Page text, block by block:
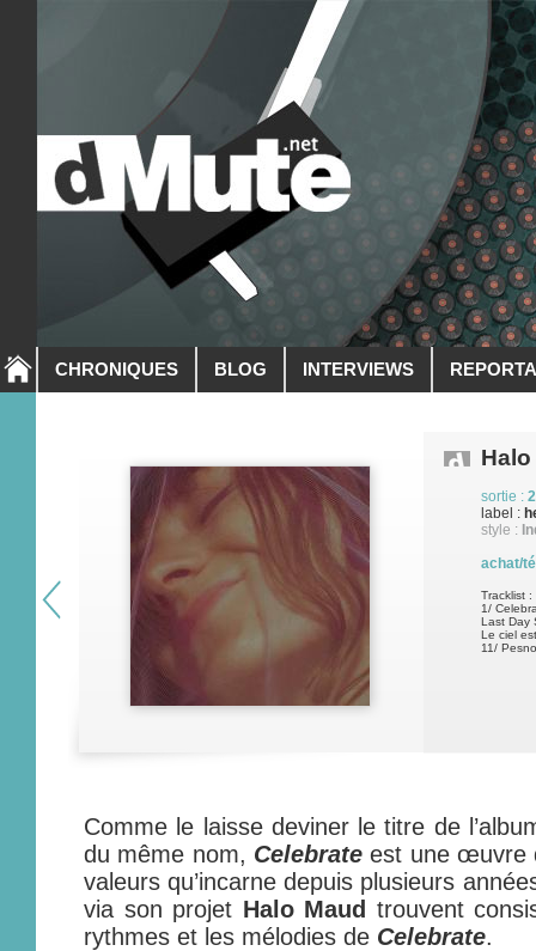
CHRONIQUES BLOG INTERVIEWS
sortie :
label :
style :
achat/
Tracklist :
1/
Last Day
Le ciel
11/
Comme le laisse deviner le titre de
du même nom, Celebrate est une œuvre
valeurs qu’incarne depuis plusieurs
via son projet Halo Maud trouvent
rythmes et les mélodies de Celebrate.